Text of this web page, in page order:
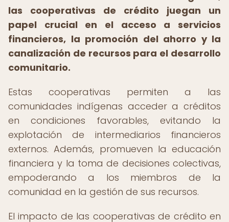
las cooperativas de crédito juegan un
papel crucial en el acceso a servicios
financieros, la promoción del ahorro y la
canalización de recursos para el desarrollo
comunitario.
Estas cooperativas permiten a las
comunidades indígenas acceder a créditos
en condiciones favorables, evitando la
explotación de intermediarios financieros
externos. Además, promueven la educación
financiera y la toma de decisiones colectivas,
empoderando a los miembros de la
comunidad en la gestión de sus recursos.
El impacto de las cooperativas de crédito en